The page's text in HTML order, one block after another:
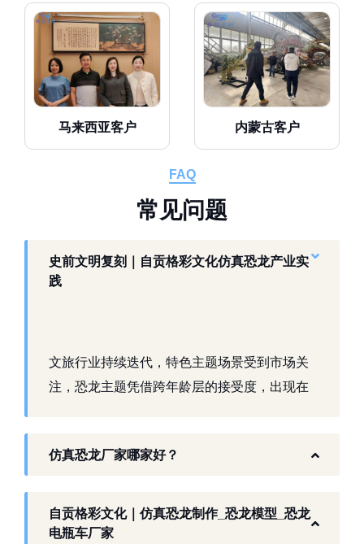
马来西亚客户 内蒙古客户
FAQ
常 见问题
史前文明复刻｜自贡格彩文化仿真恐龙产业实
践
文旅行业持续迭代，特色主题场景受到市场关
注，恐龙主题凭借跨年龄层的接受度，出现在
生态。自贡格彩文化艺术有限公司扎根本地产
以工厂生产能力，为各地客户提供史前主题相
关产品与服务。
仿真恐龙厂家哪家好？
自贡格彩文化｜仿真恐龙制作_恐龙模型_恐龙
电瓶车厂家